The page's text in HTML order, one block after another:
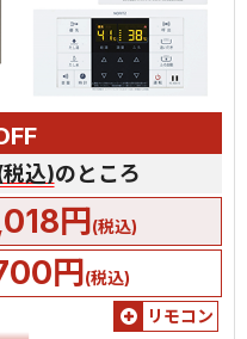
込)のところ
円(税込)
円(税込)
リモコン